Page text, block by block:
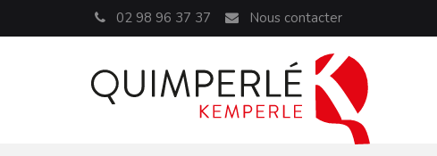
02 98 96 37 37 Nous contacter